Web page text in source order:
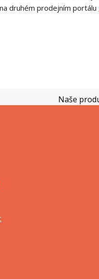
druhém prodejním portálu
Naše